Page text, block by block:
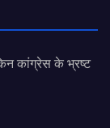
कांग्रेस के भ्रष्ट